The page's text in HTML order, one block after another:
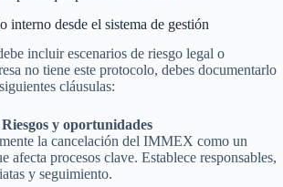
interno desde el sistema de gestión
incluir escenarios de riesgo legal o
no tiene este protocolo, debes documentarlo
cláusulas:
y oportunidades
la cancelación del IMMEX como un
afecta procesos clave. Establece responsables,
y seguimiento.